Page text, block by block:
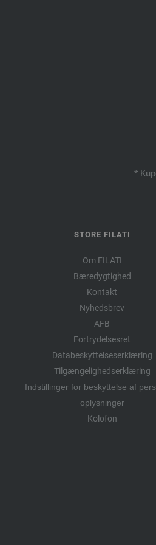
*
STORE FILATI
Om FILATI
Bæredygtighed
Kontakt
Nyhedsbrev
AFB
Fortrydelsesret
Databeskyttelseserklæring
Tilgængelighedserklæring
Indstillinger for beskyttelse af
oplysninger
Kolofon